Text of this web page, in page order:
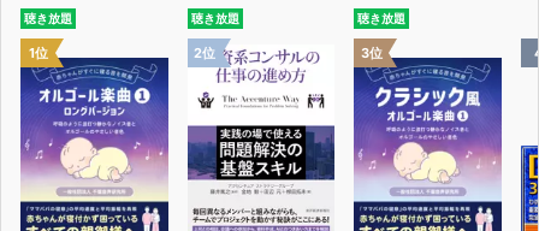
聴き放題
1位
聴き放題
2位
聴き放題
3位